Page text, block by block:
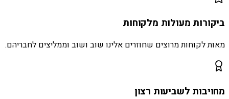
ביקורות מעולות מלקוחות
מאות לקוחות מרוצים שחוזרים אלינו שוב ושוב וממליצים לחבריהם.
מחויבות לשביעות רצון